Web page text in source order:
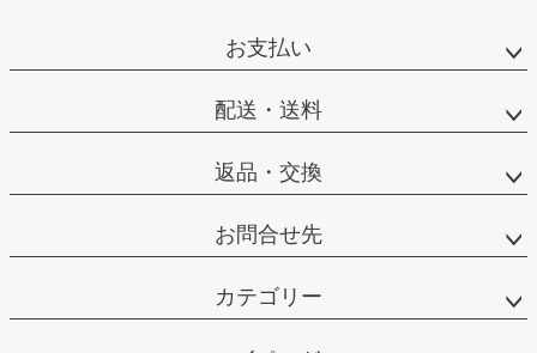
お支払い
配送・送料
返品・交換
お問合せ先
カテゴリー